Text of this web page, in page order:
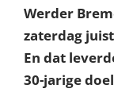
De fans
Achtergrond
Werder
zaterdag
En dat
30-jarige